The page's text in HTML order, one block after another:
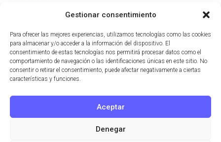
Gestionar consentimiento
Para ofrecer las mejores experiencias, utilizamos tecnologías como las cookies
para almacenar y/o acceder a la información del dispositivo. El
consentimiento de estas tecnologías nos permitirá procesar datos como el
comportamiento de navegación o las identificaciones únicas en este sitio. No
consentir o retirar el consentimiento, puede afectar negativamente a ciertas
características y funciones.
Aceptar
Denegar
octubre 2025
septiembre 2025
agosto 2025
julio 2025
junio 2025